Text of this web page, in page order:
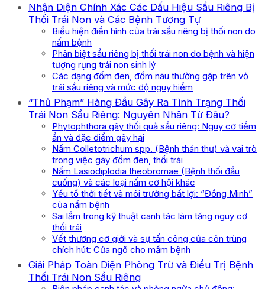
Nhận Diện Chính Xác Các Dấu Hiệu Sầu Riêng Bị
Thối Trái Non và Các Bệnh Tương Tự
Biểu hiện điển hình của trái sầu riêng bị thối non do
nấm bệnh
Phân biệt sầu riêng bị thối trái non do bệnh và hiện
tượng rụng trái non sinh lý
Các dạng đốm đen, đốm nâu thường gặp trên vỏ
trái sầu riêng và mức độ nguy hiểm
“Thủ Phạm” Hàng Đầu Gây Ra Tình Trạng Thối
Trái Non Sầu Riêng: Nguyên Nhân Từ Đâu?
Phytophthora gây thối quả sầu riêng: Nguy cơ tiềm
ẩn và đặc điểm gây hại
Nấm Colletotrichum spp. (Bệnh thán thư) và vai trò
trong việc gây đốm đen, thối trái
Nấm Lasiodiplodia theobromae (Bệnh thối đầu
cuống) và các loại nấm cơ hội khác
Yếu tố thời tiết và môi trường bất lợi: “Đồng Minh”
của nấm bệnh
Sai lầm trong kỹ thuật canh tác làm tăng nguy cơ
thối trái
Vết thương cơ giới và sự tấn công của côn trùng
chích hút: Cửa ngõ cho mầm bệnh
Giải Pháp Toàn Diện Phòng Trừ và Điều Trị Bệnh
Thối Trái Non Sầu Riêng